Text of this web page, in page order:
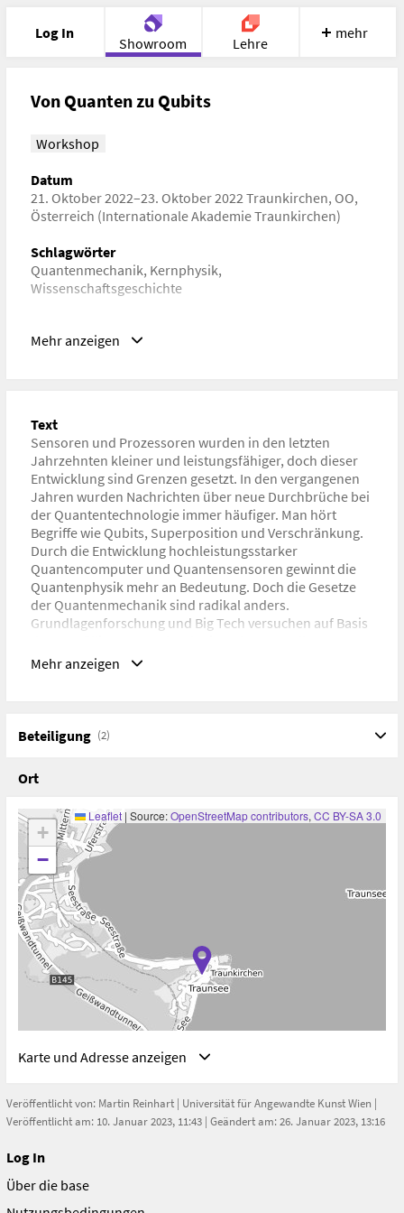
Log In
Showroom Lehre
Portfolio Image
mehr
Von Quanten zu Qubits
Workshop
Datum
21. Oktober 2022–23. Oktober 2022 Traunkirchen, OO,
Österreich (Internationale Akademie Traunkirchen)
Schlagwörter
Quantenmechanik, Kernphysik,
Wissenschaftsgeschichte
https://www.akademietraunkirchen.com/events/
Mehr anzeigen
Text
Sensoren und Prozessoren wurden in den letzten
Jahrzehnten kleiner und leistungsfähiger, doch dieser
Entwicklung sind Grenzen gesetzt. In den vergangenen
Jahren wurden Nachrichten über neue Durchbrüche bei
der Quantentechnologie immer häufiger. Man hört
Begriffe wie Qubits, Superposition und Verschränkung.
Durch die Entwicklung hochleistungsstarker
Quantencomputer und Quantensensoren gewinnt die
Quantenphysik mehr an Bedeutung. Doch die Gesetze
der Quantenmechanik sind radikal anders.
Grundlagenforschung und Big Tech versuchen auf Basis
erfolgreich, werden Quantentechnologien in Zukunft
unsere Gesellschaft verändern. Einblicke in die Welt der
Reise in die Welt des ganz ganz Kleinen ein, wo Teilchen
sich wie Wellen verhalten und vice versa. Wir versuchen
näher zu bringen. Vorkenntnisse sind nicht erforderlich.
Vortragende
Martin Reinhart
Küng, Richard
Philipp Schindler
Mehr anzeigen
Beteiligung (2)
Ort
+
−
Leaflet | Source:OpenStreetMap contributors, CC BY-SA 3.0
Adresse
Traunkirchen, OO, Österreich
Traunkirchen
Karte und Adresse anzeigen
Veröffentlicht von: Martin Reinhart | Universität für Angewandte Kunst Wien
Veröffentlicht am: 10. Januar 2023, 11:43 | Geändert am: 26. Januar 2023, 13:16
Log In
Über die base